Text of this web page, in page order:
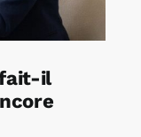
fait-il